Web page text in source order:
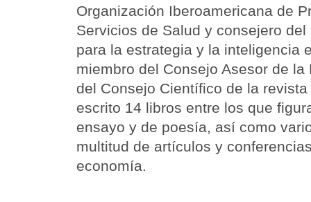
Organización Iberoamericana de
Servicios de Salud y consejero
para la estrategia y la inteligencia
miembro del Consejo Asesor de
del Consejo Científico de la
escrito 14 libros entre los que
ensayo y de poesía, así como
multitud de artículos y
economía.